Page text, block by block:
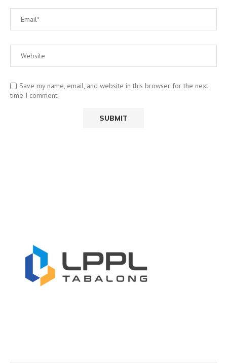
Save my name, email, and website in this browser for the next
time I comment.